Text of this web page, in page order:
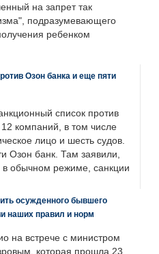
на запрет так
подразумевающего
ребенком
Озон банка и еще пяти
список против
компаний, в том числе
лицо и шесть судов.
Озон банк. Там заявили,
в обычном режиме, санкции
осужденного бывшего
наших правил и норм
на встрече с министром
которая прошла 23